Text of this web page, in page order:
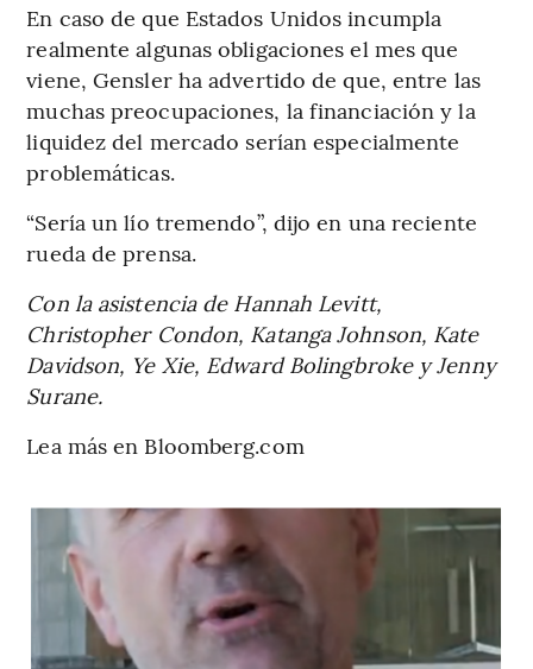
En caso de que Estados Unidos incumpla
realmente algunas obligaciones el mes que
viene, Gensler ha advertido de que, entre las
muchas preocupaciones, la financiación y la
liquidez del mercado serían especialmente
problemáticas.
“Sería un lío tremendo”, dijo en una reciente
rueda de prensa.
Con la asistencia de Hannah Levitt,
Christopher Condon, Katanga Johnson, Kate
Davidson, Ye Xie, Edward Bolingbroke y Jenny
Surane.
Lea más en Bloomberg.com